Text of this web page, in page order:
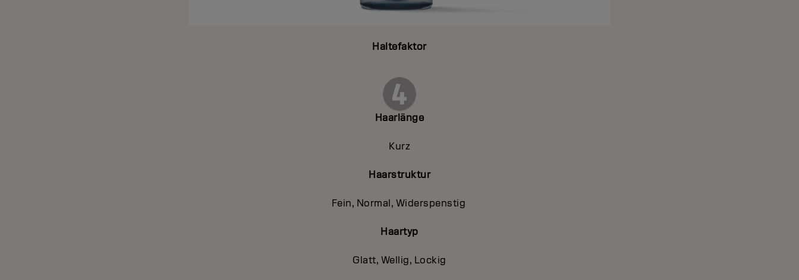
Haltefaktor
Haarlänge
Kurz
Haarstruktur
Fein, Normal, Widerspenstig
Haartyp
Glatt, Wellig, Lockig